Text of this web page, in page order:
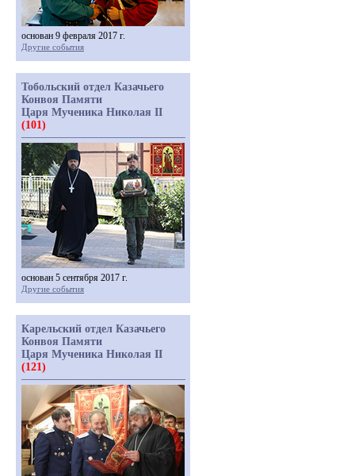
основан 9 февраля 2017 г.
Другие события
Тобольский отдел Казачьего
Конвоя Памяти
Царя Мученика Николая II
(101)
основан 5 сентября 2017 г.
Другие события
Карельский отдел Казачьего
Конвоя Памяти
Царя Мученика Николая II
(121)